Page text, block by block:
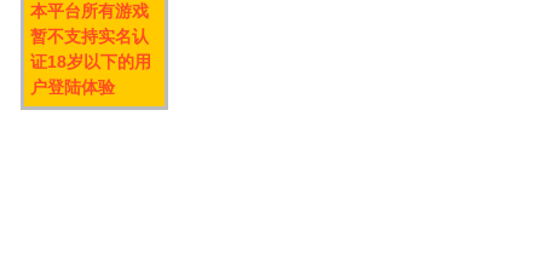
本平台所有游戏
暂不支持实名认
证18岁以下的用
户登陆体验